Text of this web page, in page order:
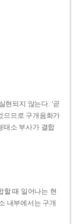
현되지 않는다. ‘곧
으므로 구개음화가
태소 부사가 결합
할 때 일어나는 현
내부에서는 구개